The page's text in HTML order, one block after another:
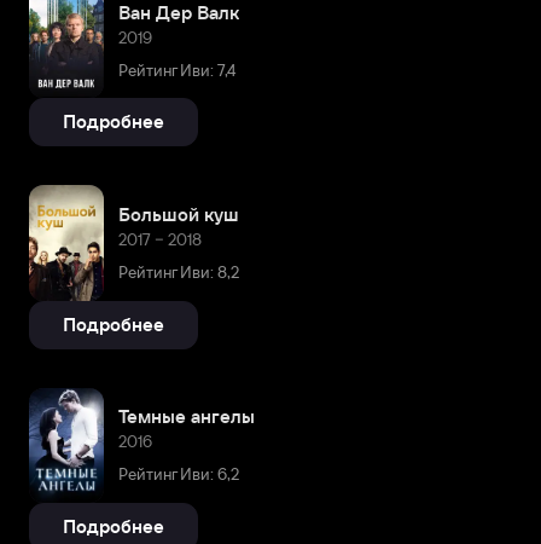
Ван Дер Валк
2019
Рейтинг Иви: 7,4
Подробнее
Большой куш
2017 – 2018
Рейтинг Иви: 8,2
Подробнее
Темные ангелы
2016
Рейтинг Иви: 6,2
Подробнее